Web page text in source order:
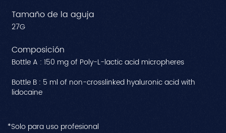
Tamaño de la aguja
27G
Composición
Bottle A : 150 mg of Poly-L-lactic acid micropheres
Bottle B : 5 ml of non-crosslinked hyaluronic acid with
lidocaine
*Solo para uso profesional